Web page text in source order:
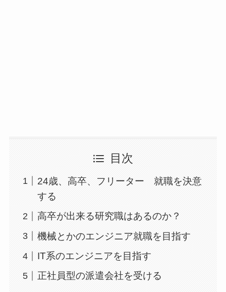
目次
24歳、高卒、フリーター 就職を決意
する
高卒が出来る研究職はあるのか？
機械とかのエンジニア就職を目指す
IT系のエンジニアを目指す
正社員型の派遣会社を受ける